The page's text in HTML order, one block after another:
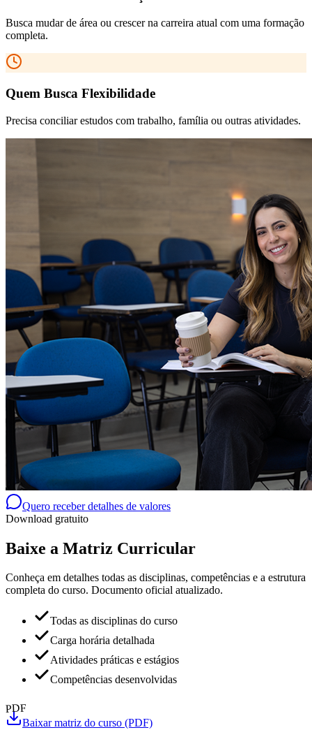
Busca mudar de área ou crescer na carreira atual com uma formação
completa.
Quem Busca Flexibilidade
Precisa conciliar estudos com trabalho, família ou outras atividades.
Quero receber detalhes de valores
Download gratuito
Baixe a Matriz Curricular
Conheça em detalhes todas as disciplinas, competências e a estrutura
completa do curso. Documento oficial atualizado.
Todas as disciplinas do curso
Carga horária detalhada
Atividades práticas e estágios
Competências desenvolvidas
PDF
Baixar matriz do curso (PDF)